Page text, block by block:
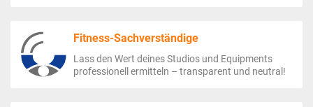
Fitness-Sachverständige
Lass den Wert deines Studios und Equipments
professionell ermitteln – transparent und neutral!